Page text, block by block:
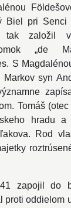
Biel pri Senci
tak založil
„de
S
syn
Tomáš
hradu a
Rod
zapojil do
proti oddielom